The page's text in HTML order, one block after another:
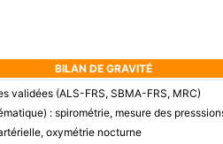
BILAN DE GRAVITÉ
validées (ALS-FRS, SBMA-FRS, MRC)
: spirométrie, mesure des
oxymétrie nocturne